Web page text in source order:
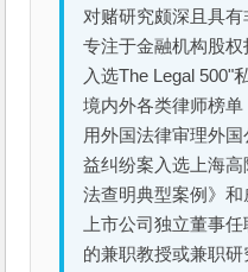
对赌研究颇深且具
专注于金融机构股
入选The Legal 500"
境内外各类律师榜
用外国法律审理外
益纠纷案入选上海
法查明典型案例》
上市公司独立董事
的兼职教授或兼职